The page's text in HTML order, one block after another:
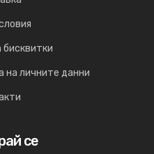
бисквитки
на личните данни
се